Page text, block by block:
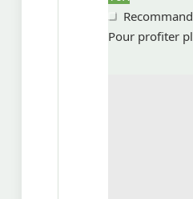
Pour profiter